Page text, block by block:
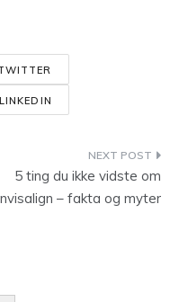
LINKEDIN
5 ting du ikke vidste om
– fakta og myter